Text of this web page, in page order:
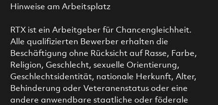
Hinweise am Arbeitsplatz
RTX ist ein Arbeitgeber für Chancengleichheit.
Alle qualifizierten Bewerber erhalten die
Beschäftigung ohne Rücksicht auf Rasse, Farbe,
Religion, Geschlecht, sexuelle Orientierung,
Geschlechtsidentität, nationale Herkunft, Alter,
Behinderung oder Veteranenstatus oder eine
andere anwendbare staatliche oder föderale